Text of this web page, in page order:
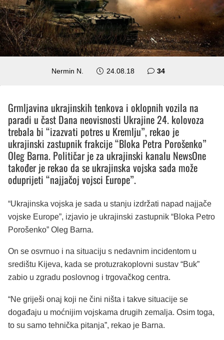
Nermin N. 24.08.18 34komentara
Grmljavina ukrajinskih tenkova i oklopnih vozila na
paradi u čast Dana neovisnosti Ukrajine 24. kolovoza
trebala bi “izazvati potres u Kremlju”, rekao je
ukrajinski zastupnik frakcije “Bloka Petra Porošenko”
Oleg Barna. Političar je za ukrajinski kanalu NewsOne
također je rekao da se ukrajinska vojska sada može
oduprijeti “najjačoj vojsci Europe”.
“Ukrajinska vojska je sada u stanju izdržati napad najjače
vojske Europe”, izjavio je ukrajinski zastupnik “Bloka Petro
Porošenko” Oleg Barna.
On se osvrnuo i na situaciju s nedavnim incidentom u
središtu Kijeva, kada se protuzrakoplovni sustav “Buk”
zabio u zgradu poslovnog i trgovačkog centra.
“Ne griješi onaj koji ne čini ništa i takve situacije se
događaju u moćnijim vojskama drugih zemalja. Osim toga,
to su samo tehnička pitanja”, rekao je Barna.